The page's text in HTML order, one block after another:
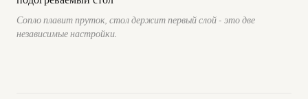
Сопло плавит пруток, стол держит первый слой - это две
независимые настройки.